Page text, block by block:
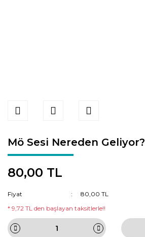
Mö Sesi Nereden Geliyor?
80,00 TL
Fiyat
80,00 TL
* 9,72 TL den başlayan taksitlerle!!